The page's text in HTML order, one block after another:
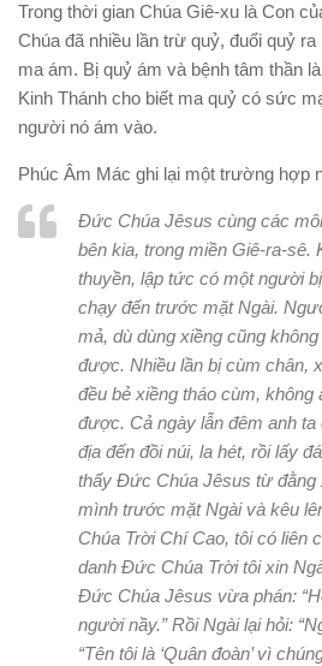
Trong thời gian Chúa Giê-xu là Con
Chúa đã nhiều lần trừ quỷ, đuổi quỷ
ma ám. Bị quỷ ám và bệnh tâm thần
Kinh Thánh cho biết ma quỷ có sức
người nó ám vào.
Phúc Âm Mác ghi lại một trường hợp
Đức Chúa Jêsus cùng các
bên kia, trong miền Giê-ra-sê.
thuyền, lập tức có một người
chạy đến trước mặt Ngài.
mả, dù dùng xiềng cũng
được. Nhiều lần bị cùm chân,
đều bẻ xiềng tháo cùm,
được. Cả ngày lẫn đêm anh ta
địa đến đồi núi, la hét, rồi lấy
thấy Đức Chúa Jêsus từ đằng
mình trước mặt Ngài và kêu
Chúa Trời Chí Cao, tôi có liên
danh Đức Chúa Trời tôi xin
Đức Chúa Jêsus vừa phán:
người nầy.” Rồi Ngài lại hỏi:
“Tên tôi là ‘Quân đoàn’ vì